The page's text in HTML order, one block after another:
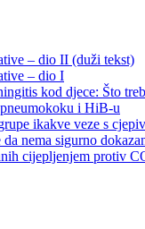
– dio II (duži tekst)
– dio I
kod djece: Što
i HiB-u
ikakve veze s
nema sigurno
cijepljenjem protiv